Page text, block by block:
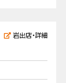
岩出店・詳細